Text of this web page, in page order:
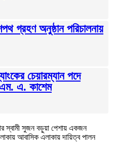
গ্রহণ অনুষ্ঠান পরিচালনায়
চেয়ারম্যান পদে
এম. এ. কাশেম
স্বামী সুজন বড়ুয়া পেশায় একজন
আবাসিক এলাকায় দায়িত্ব পালন